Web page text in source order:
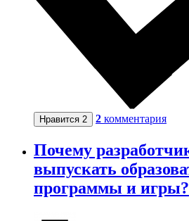
Нравится 2 2 комментария
Почему
выпускать
программы и игры?